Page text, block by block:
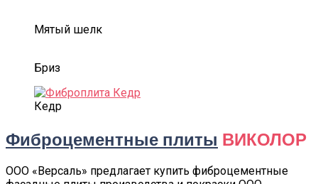
Мятый шелк
Бриз
Кедр
Фиброцементные плиты ВИКОЛОР
ООО «Версаль» предлагает купить фиброцементные